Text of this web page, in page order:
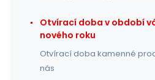
Otvírací doba v období
nového roku
Otvírací doba kamenné
nás